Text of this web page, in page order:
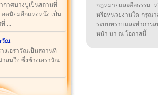
กาศบางปูเป็นสถานที่
อดนิยมอีกแห่งหนึ่ง เป็น
...
วัณ
เอราวัณเป็นสถานที่
าสนใจ ซึ่งช้างเอราวัณ
กฎหมายและศีลธรรม
หรือหน่วยงานใด กรุณา
ระบบทราบและทำกา
หน้า มา ณ โอกาสนี้